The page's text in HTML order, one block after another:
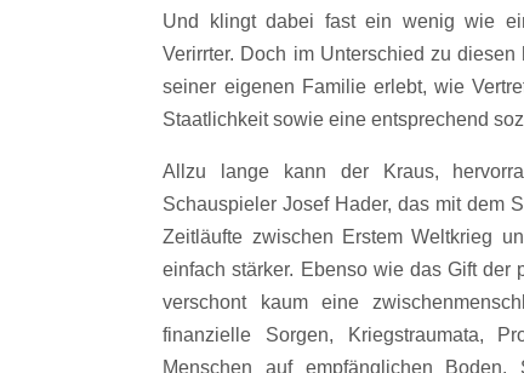
Und klingt dabei fast ein wenig wie
Verirrter. Doch im Unterschied zu
seiner eigenen Familie erlebt, wie
Staatlichkeit sowie eine entsprechend
Allzu lange kann der Kraus,
Schauspieler Josef Hader, das mit dem
Zeitläufte zwischen Erstem Weltkrieg
einfach stärker. Ebenso wie das Gift
verschont kaum eine
finanzielle Sorgen, Kriegstraumata,
Menschen auf empfänglichen